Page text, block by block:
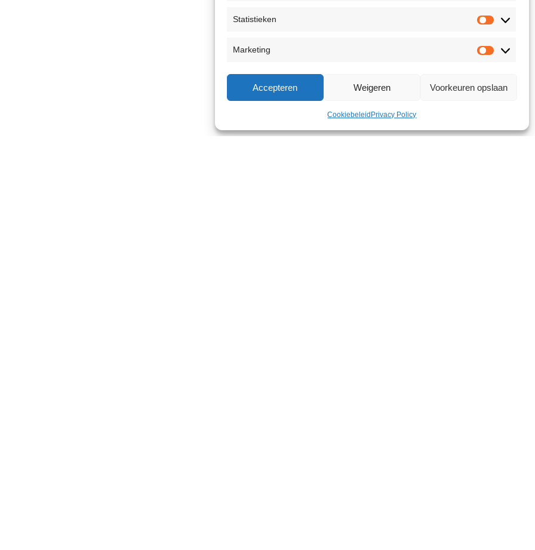
Statistieken
Marketing
Accepteren Weigeren Voorkeuren opslaan
Cookiebeleid Privacy Policy